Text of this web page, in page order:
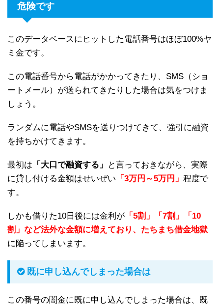
危険です
このデータベースにヒットした電話番号はほぼ100%ヤ
ミ金です。
この電話番号から電話がかかってきたり、SMS（ショ
ートメール）が送られてきたりした場合は気をつけま
しょう。
ランダムに電話やSMSを送りつけてきて、強引に融資
を持ちかけてきます。
最初は 「大口で融資する」
と言っておきながら、実際
に貸し付ける金額はせいぜい 「3万円～5万円」 程度で
す。
しかも借りた10日後には金利が 「5割」「7割」「10
割」など法外な金額に増えており、たちまち借金地獄
に陥ってしまいます。
既に申し込んでしまった場合は
この番号の闇金に既に申し込んでしまった場合は、既